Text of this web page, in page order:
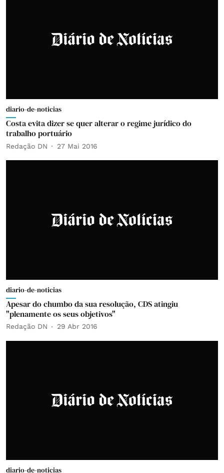
diario-de-noticias
Costa evita dizer se quer alterar o regime jurídico do
trabalho portuário
Redação DN 27 Mai 2016
diario-de-noticias
Apesar do chumbo da sua resolução, CDS atingiu
"plenamente os seus objetivos"
Redação DN 29 Abr 2016
diario-de-noticias